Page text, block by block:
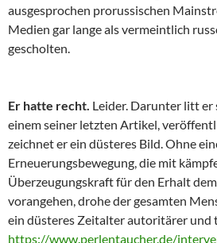
ausgesprochen prorussischen
Medien gar lange als vermeintlich
gescholten.
Er hatte recht. Leider. Darunter litt er
einem seiner letzten Artikel,
zeichnet er ein düsteres Bild. Ohne
Erneuerungsbewegung, die mit
Überzeugungskraft für den Erhalt
vorangehen, drohe der gesamten
ein düsteres Zeitalter autoritärer und
https://www.perlentaucher.de/